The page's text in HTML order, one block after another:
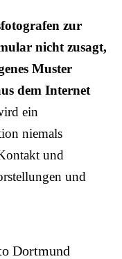
zur
nicht zusagt,
Muster
dem Internet
ein
niemals
und
und